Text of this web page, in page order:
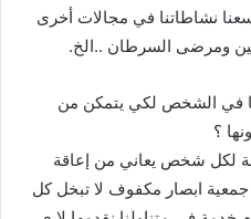
نشاطاتنا في مجالات أخرى
ومرضى السرطان ..الخ.
في الشخص لكي يتمكن من
؟
لكل شخص يعاني من إعاقة
ابصار مكفوف لا تبخل كل